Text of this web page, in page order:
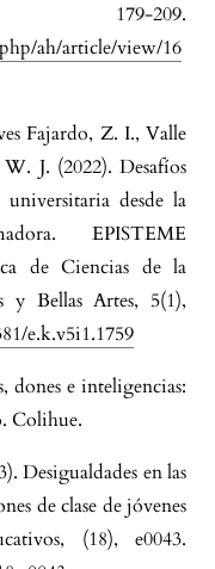
209.
ah/article/view/16
Fajardo, Z. I., Valle
J. (2022). Desafíos
desde la
EPISTEME
de Ciencias de la
y Bellas Artes, 5(1),
e.k.v5i1.1759
dones e inteligencias:
Colihue.
Desigualdades en las
de clase de jóvenes
(18), e0043.